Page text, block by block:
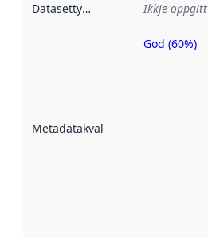
Datasettype Ikkje oppgitt
Metadatakvalitet
Metadatakvalitet
God (60%)